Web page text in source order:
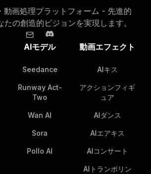
動画処理プラットフォーム - 先進的
の創造的ビジョンを実現します。
AIモデル
Seedance
Runway Act-
Two
Wan AI
Sora
Pollo AI
動画エフェクト
AIキス
アクションフィギ
ュア
AIダンス
AIエアキス
AIコンサート
AIトランポリン